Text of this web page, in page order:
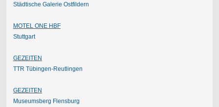
Städtische Galerie Ostfildern
MOTEL ONE HBF
Stuttgart
GEZEITEN
TTR Tübingen-Reutlingen
GEZEITEN
Museumsberg Flensburg